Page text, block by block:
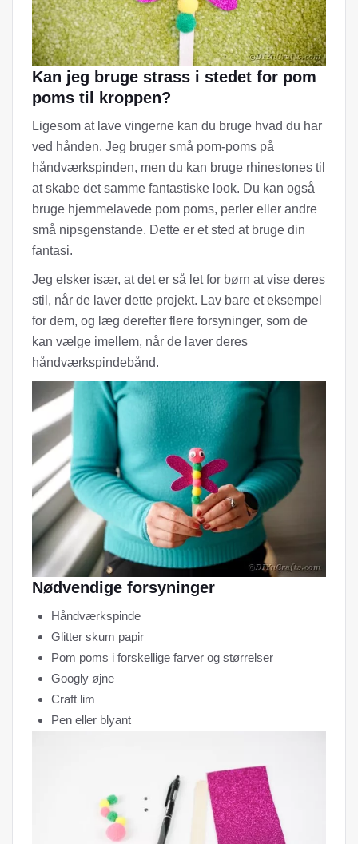
Kan jeg bruge strass i stedet for pom
poms til kroppen?
Ligesom at lave vingerne kan du bruge hvad du har
ved hånden. Jeg bruger små pom-poms på
håndværkspinden, men du kan bruge rhinestones til
at skabe det samme fantastiske look. Du kan også
bruge hjemmelavede pom poms, perler eller andre
små nipsgenstande. Dette er et sted at bruge din
fantasi.
Jeg elsker især, at det er så let for børn at vise deres
stil, når de laver dette projekt. Lav bare et eksempel
for dem, og læg derefter flere forsyninger, som de
kan vælge imellem, når de laver deres
håndværkspindebånd.
Nødvendige forsyninger
Håndværkspinde
Glitter skum papir
Pom poms i forskellige farver og størrelser
Googly øjne
Craft lim
Pen eller blyant